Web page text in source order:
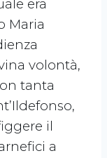
era
Maria
volontà,
tanta
il
a